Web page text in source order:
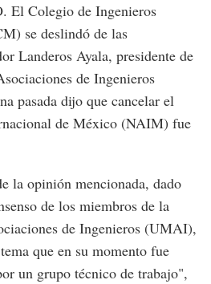
Colegio de Ingenieros
se deslindó de las
Landeros Ayala, presidente de
de Ingenieros
pasada dijo que cancelar el
de México (NAIM) fue
la opinión mencionada, dado
de los miembros de la
de Ingenieros (UMAI),
que en su momento fue
un grupo técnico de trabajo",